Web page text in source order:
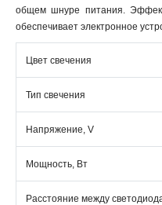
общем шнуре питания.
обеспечивает электронное
Цвет свечения
Тип свечения
Напряжение, V
Мощность, Вт
Расстояние между